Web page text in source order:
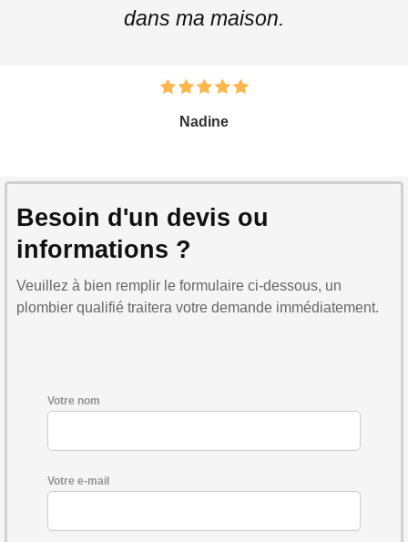
dans ma maison.
Nadine
Besoin d'un devis ou
informations ?
Veuillez à bien remplir le formulaire ci-dessous, un
plombier qualifié traitera votre demande immédiatement.
Votre nom
Votre e-mail